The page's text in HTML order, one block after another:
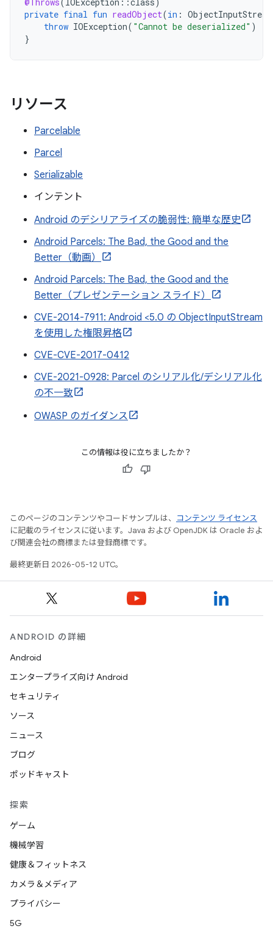
private final fun readObject(in : ObjectInputStream
throw IOException( "Cannot be deserialized" )
}
リソース
Parcelable
Parcel
Serializable
インテント
Android のデシリアライズの脆弱性: 簡単な歴史
Android Parcels: The Bad, the Good and the
Better（動画）
Android Parcels: The Bad, the Good and the
Better（プレゼンテーション スライド）
CVE-2014-7911: Android <5.0 の ObjectInputStream
を使用した権限昇格
CVE-CVE-2017-0412
CVE-2021-0928: Parcel のシリアル化/デシリアル化
の不一致
OWASP のガイダンス
この情報は役に立ちましたか？
このページのコンテンツやコードサンプルは、
コンテンツ ライセンス
に記載のライセンスに従います。Java および OpenJDK は Oracle およ
び関連会社の商標または登録商標です。
最終更新日 2026-05-12 UTC。
ANDROID の詳細
Android
エンタープライズ向け Android
セキュリティ
ソース
ニュース
ブログ
ポッドキャスト
探索
ゲーム
機械学習
健康＆フィットネス
カメラ＆メディア
プライバシー
5G